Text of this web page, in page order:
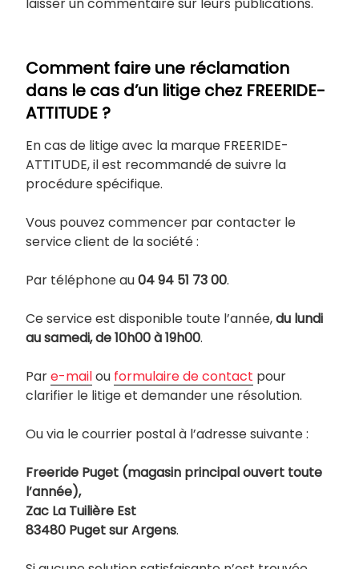
laisser un commentaire sur leurs publications.
Comment faire une réclamation
dans le cas d’un litige chez FREERIDE-
ATTITUDE ?
En cas de litige avec la marque FREERIDE-
ATTITUDE, il est recommandé de suivre la
procédure spécifique.
Vous pouvez commencer par contacter le
service client de la société :
Par téléphone au04 94 51 73 00.
Ce service est disponible toute l’année,du lundi
au samedi, de 10h00 à 19h00.
Pare-mailou formulaire de contact pour
clarifier le litige et demander une résolution.
Ou via le courrier postal à l’adresse suivante :
Freeride Puget (magasin principal ouvert toute
l’année),
Zac La Tuilière Est
83480 Puget sur Argens.